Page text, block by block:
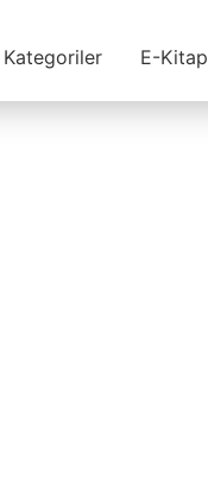
Kategoriler E-Kitap